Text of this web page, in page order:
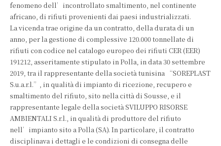
fenomeno dell’incontrollato smaltimento, nel continente
africano, di rifiuti provenienti dai paesi industrializzati.
La vicenda trae origine da un contratto, della durata di un
anno, per la gestione di complessive 120.000 tonnellate di
rifiuti con codice nel catalogo europeo dei rifiuti CER (EER)
191212, asseritamente stipulato in Polla, in data 30 settembre
2019, tra il rappresentante della società tunisina “SOREPLAST
S.u.a.r.l.”, in qualità di impianto di ricezione, recupero e
smaltimento del rifiuto, sito nella città di Sousse, e il
rappresentante legale della società SVILUPPO RISORSE
AMBIENTALI S.r.l., in qualità di produttore del rifiuto
nell’impianto sito a Polla (SA). In particolare, il contratto
disciplinava i dettagli e le condizioni di consegna delle